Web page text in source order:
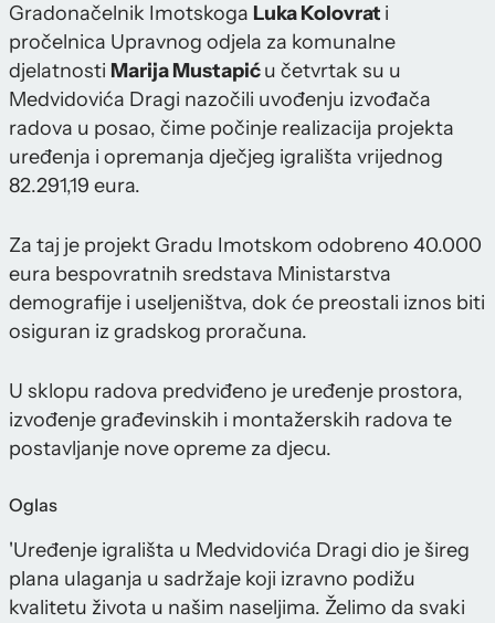
Gradonačelnik Imotskoga Luka Kolovrat i
pročelnica Upravnog odjela za komunalne
djelatnosti Marija Mustapiću četvrtak su u
Medvidovića Dragi nazočili uvođenju izvođača
radova u posao, čime počinje realizacija projekta
uređenja i opremanja dječjeg igrališta vrijednog
82.291,19 eura.
Za taj je projekt Gradu Imotskom odobreno 40.000
eura bespovratnih sredstava Ministarstva
demografije i useljeništva, dok će preostali iznos biti
osiguran iz gradskog proračuna.
U sklopu radova predviđeno je uređenje prostora,
izvođenje građevinskih i montažerskih radova te
postavljanje nove opreme za djecu.
Oglas
'Uređenje igrališta u Medvidovića Dragi dio je šireg
plana ulaganja u sadržaje koji izravno podižu
kvalitetu života u našim naseljima. Želimo da svaki